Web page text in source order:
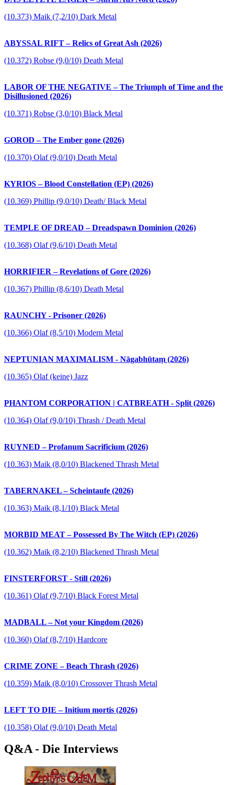
(10.373) Maik (7,2/10) Dark Metal
ABYSSAL RIFT – Relics of Great Ash (2026)
(10.372) Robse (9,0/10) Death Metal
LABOR OF THE NEGATIVE – The Triumph of Time and the
Disillusioned (2026)
(10.371) Robse (3,0/10) Black Metal
GOROD – The Ember gone (2026)
(10.370) Olaf (9,0/10) Death Metal
KYRIOS – Blood Constellation (EP) (2026)
(10.369) Phillip (9,0/10) Death/ Black Metal
TEMPLE OF DREAD – Dreadspawn Dominion (2026)
(10.368) Olaf (9,6/10) Death Metal
HORRIFIER – Revelations of Gore (2026)
(10.367) Phillip (8,6/10) Death Metal
RAUNCHY - Prisoner (2026)
(10.366) Olaf (8,5/10) Modern Metal
NEPTUNIAN MAXIMALISM - Nāgabhūtaṃ (2026)
(10.365) Olaf (keine) Jazz
PHANTOM CORPORATION | CATBREATH - Split (2026)
(10.364) Olaf (9,0/10) Thrash / Death Metal
RUYNED – Profanum Sacrificium (2026)
(10.363) Maik (8,0/10) Blackened Thrash Metal
TABERNAKEL – Scheintaufe (2026)
(10.363) Maik (8,1/10) Black Metal
MORBID MEAT – Possessed By The Witch (EP) (2026)
(10.362) Maik (8,2/10) Blackened Thrash Metal
FINSTERFORST - Still (2026)
(10.361) Olaf (9,7/10) Black Forest Metal
MADBALL – Not your Kingdom (2026)
(10.360) Olaf (8,7/10) Hardcore
CRIME ZONE – Beach Thrash (2026)
(10.359) Maik (8,0/10) Crossover Thrash Metal
LEFT TO DIE – Initium mortis (2026)
(10.358) Olaf (9,0/10) Death Metal
Q&A - Die Interviews